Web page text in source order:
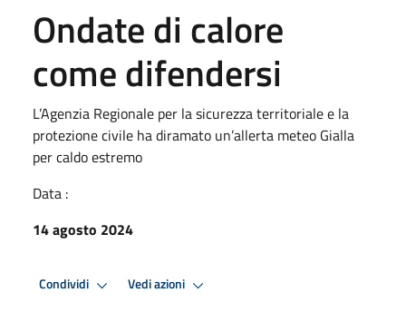
Ondate di calore
come difendersi
L’Agenzia Regionale per la sicurezza territoriale e la
protezione civile ha diramato un’allerta meteo Gialla
per caldo estremo
Data :
14 agosto 2024
Condividi Vedi azioni